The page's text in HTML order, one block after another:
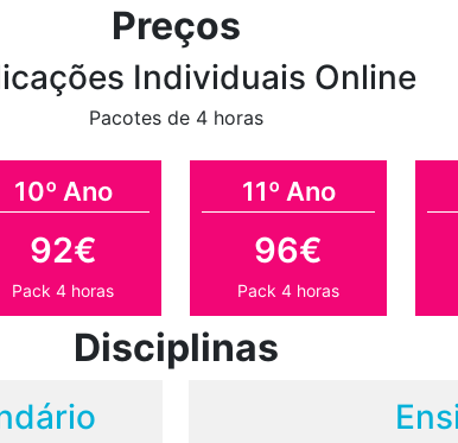
Preços
Individuais Online
Pacotes de 4 horas
10º Ano
92€
Pack 4 horas
11º Ano
96€
Pack 4 horas
Disciplinas